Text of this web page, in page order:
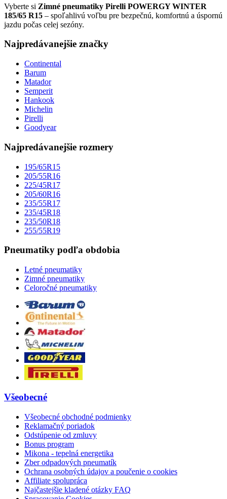
Vyberte si Zimné pneumatiky Pirelli POWERGY WINTER
185/65 R15 – spoľahlivú voľbu pre bezpečnú, komfortnú a úspornú
jazdu počas celej sezóny.
Najpredávanejšie značky
Continental
Barum
Matador
Semperit
Hankook
Michelin
Pirelli
Goodyear
Najpredávanejšie rozmery
195/65R15
205/55R16
225/45R17
205/60R16
235/55R17
235/45R18
235/50R18
255/55R19
Pneumatiky podľa obdobia
Letné pneumatiky
Zimné pneumatiky
Celoročné pneumatiky
Všeobecné
Všeobecné obchodné podmienky
Reklamačný poriadok
Odstúpenie od zmluvy
Bonus program
Mikona - tepelná energetika
Zber odpadových pneumatík
Ochrana osobných údajov a poučenie o cookies
Affiliate spolupráca
Najčastejšie kladené otázky FAQ